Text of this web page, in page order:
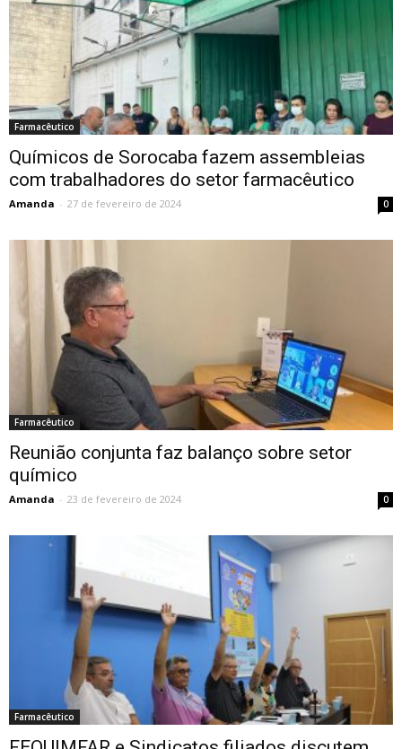
Farmacêutico
Químicos de Sorocaba fazem assembleias
com trabalhadores do setor farmacêutico
Amanda - 27 de fevereiro de 2024 0
Farmacêutico
Reunião conjunta faz balanço sobre setor
químico
Amanda - 23 de fevereiro de 2024 0
Farmacêutico